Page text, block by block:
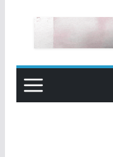
content